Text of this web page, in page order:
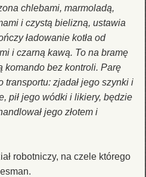
chlebami, marmoladą,
i czystą bielizną, ustawia
ładowanie kotła od
i czarną kawą. To na bramę
komando bez kontroli. Parę
transportu: zjadał jego szynki i
pił jego wódki i likiery, będzie
jego złotem i
robotniczy, na czele którego